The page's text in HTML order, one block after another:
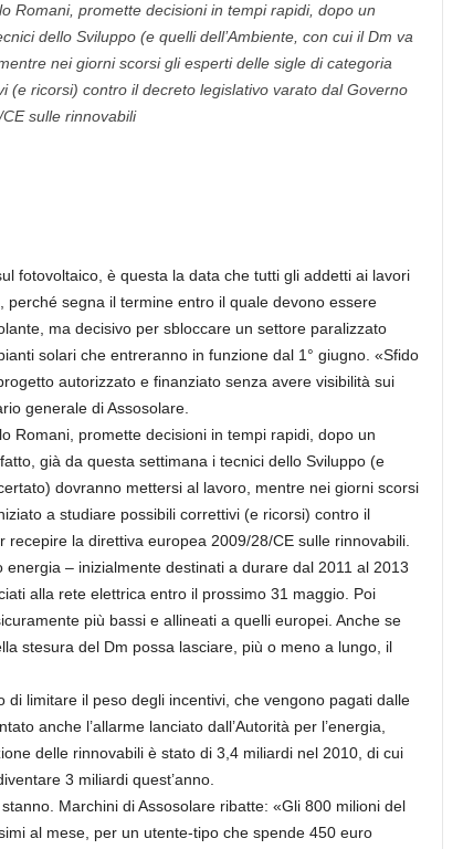
Romani, promette decisioni in tempi rapidi, dopo un
dello Sviluppo (e quelli dell’Ambiente, con cui il Dm va
nei giorni scorsi gli esperti delle sigle di categoria
(e ricorsi) contro il decreto legislativo varato dal Governo
sulle rinnovabili
fotovoltaico, è questa la data che tutti gli addetti ai lavori
perché segna il termine entro il quale devono essere
ma decisivo per sbloccare un settore paralizzato
solari che entreranno in funzione dal 1° giugno. «Sfido
autorizzato e finanziato senza avere visibilità sui
generale di Assosolare.
Romani, promette decisioni in tempi rapidi, dopo un
già da questa settimana i tecnici dello Sviluppo (e
dovranno mettersi al lavoro, mentre nei giorni scorsi
a studiare possibili correttivi (e ricorsi) contro il
la direttiva europea 2009/28/CE sulle rinnovabili.
– inizialmente destinati a durare dal 2011 al 2013
alla rete elettrica entro il prossimo 31 maggio. Poi
più bassi e allineati a quelli europei. Anche se
stesura del Dm possa lasciare, più o meno a lungo, il
limitare il peso degli incentivi, che vengono pagati dalle
anche l’allarme lanciato dall’Autorità per l’energia,
delle rinnovabili è stato di 3,4 miliardi nel 2010, di cui
3 miliardi quest’anno.
Marchini di Assosolare ribatte: «Gli 800 milioni del
al mese, per un utente-tipo che spende 450 euro